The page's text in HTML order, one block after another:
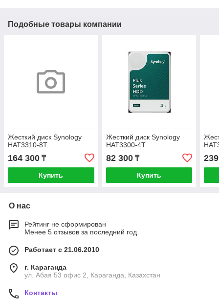
Подобные товары компании
Жесткий диск Synology
HAT3310-8T
164 300 ₸
Купить
Жесткий диск Synology
HAT3300-4T
82 300₸
Купить
О нас
Рейтинг не сформирован
Менее 5 отзывов за последний год
Работает с 21.06.2010
г. Караганда
ул. Абая 53 офис 2, Караганда, Казахстан
Контакты